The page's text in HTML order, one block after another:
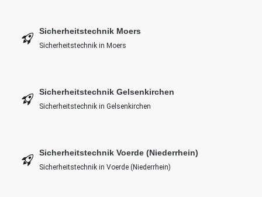
Sicherheitstechnik Moers
Sicherheitstechnik in Moers
Sicherheitstechnik Gelsenkirchen
Sicherheitstechnik in Gelsenkirchen
Sicherheitstechnik Voerde (Niederrhein)
Sicherheitstechnik in Voerde (Niederrhein)